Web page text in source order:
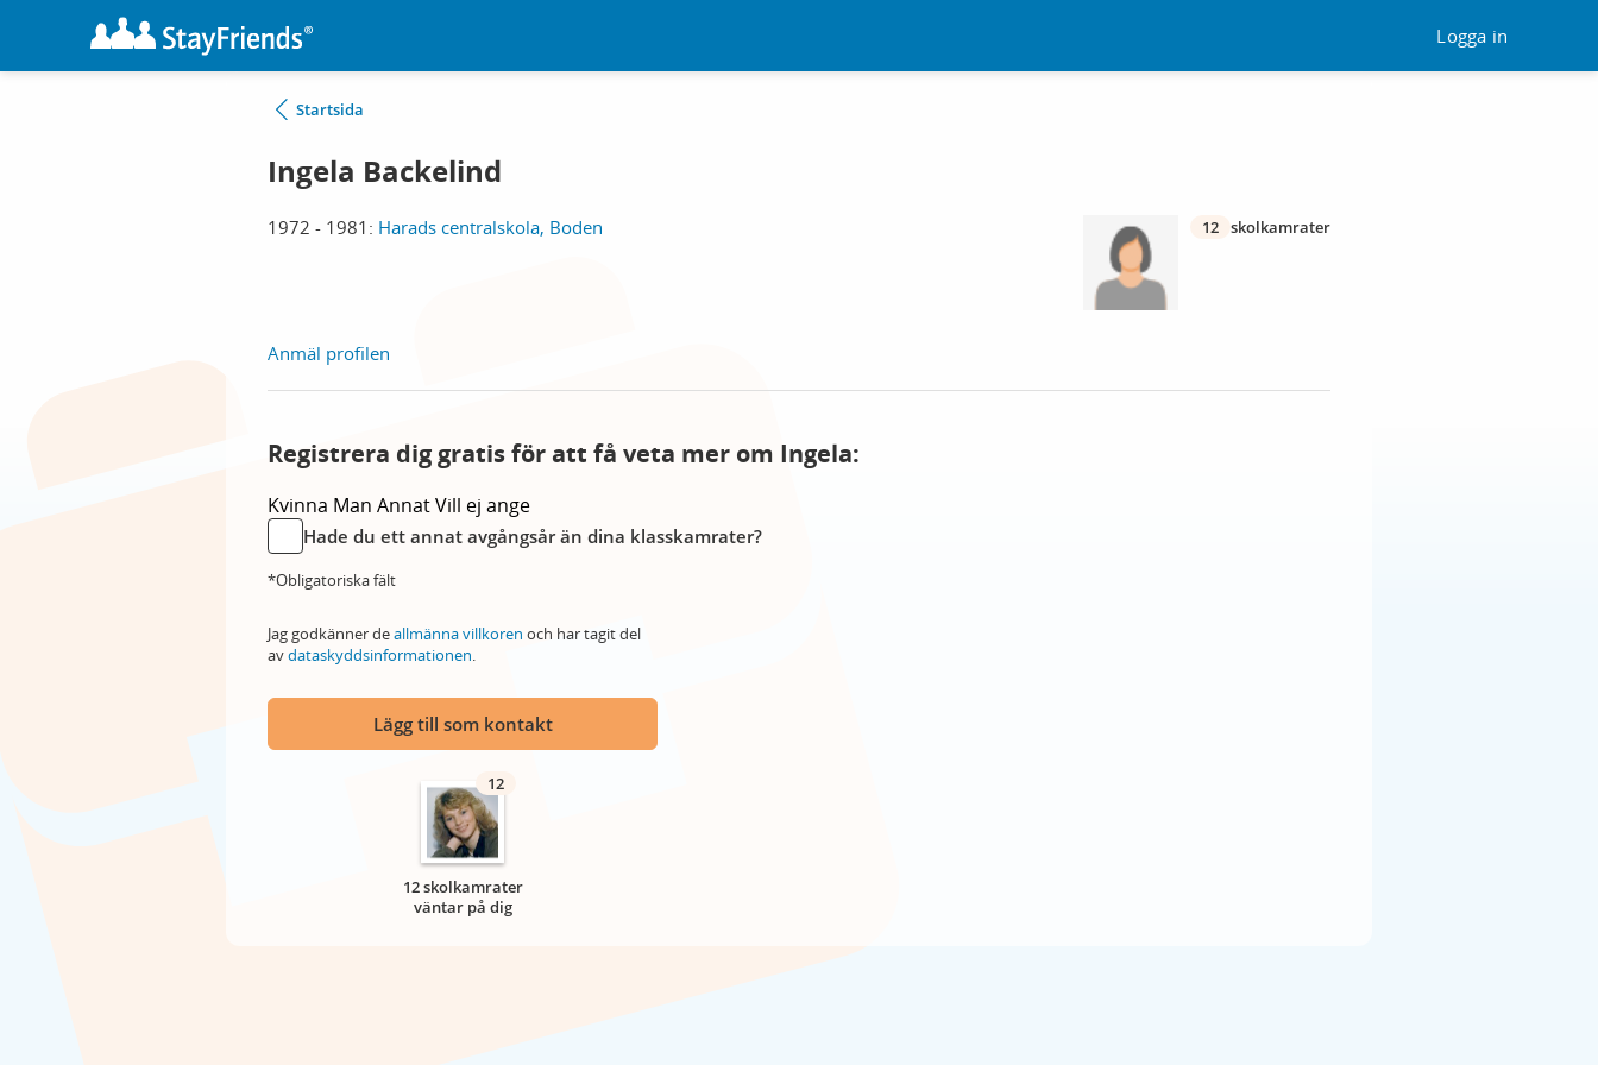
Logga in
Startsida
Ingela Backelind
1972 - 1981: Harads centralskola, Boden 12 skolkamrater
Anmäl profilen
Registrera dig gratis för att få veta mer om Ingela:
Kvinna Man AnnatVill ej ange
Hade du ett annat avgångsår än dina klasskamrater?
*Obligatoriska fält
Jag godkänner deallmänna villkoren och har tagit del
avdataskyddsinformationen.
Lägg till som kontakt
12
12 skolkamrater
väntar på dig